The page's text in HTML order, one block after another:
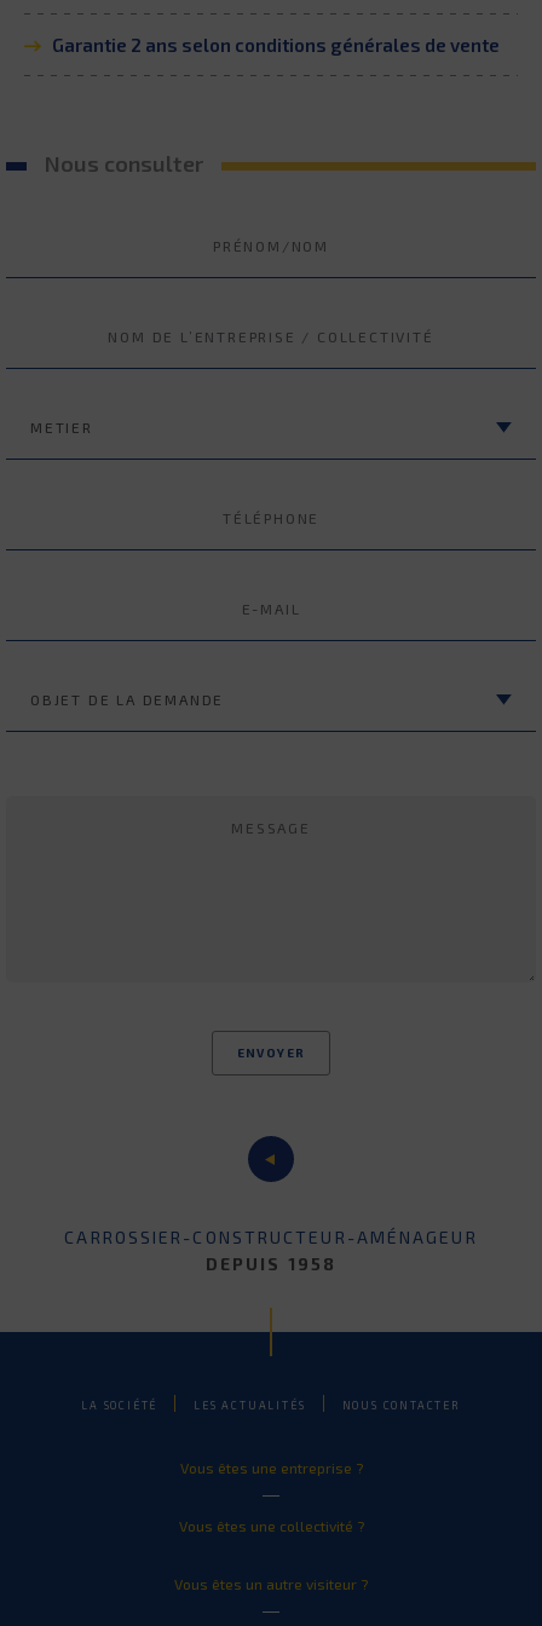
Garantie 2 ans selon conditions générales de vente
Nous consulter
CARROSSIER-CONSTRUCTEUR-AMÉNAGEUR
DEPUIS 1958
LA SOCIÉTÉ LES ACTUALITÉS NOUS CONTACTER
Vous êtes une entreprise ?
Vous êtes une collectivité ?
Vous êtes un autre visiteur ?